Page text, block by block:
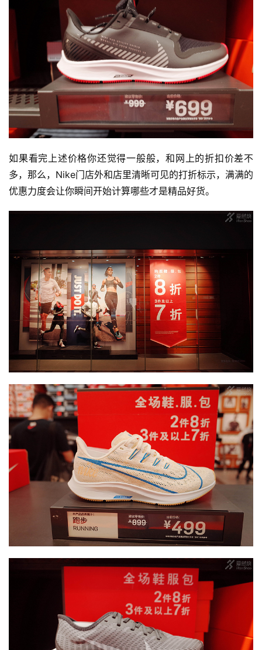
如果看完上述价格你还觉得一般般，和网上的折扣价差不
多，那么，Nike门店外和店里清晰可见的打折标示，满满的
优惠力度会让你瞬间开始计算哪些才是精品好货。